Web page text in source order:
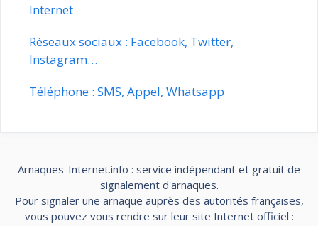
Internet
Réseaux sociaux : Facebook, Twitter,
Instagram…
Téléphone : SMS, Appel, Whatsapp
Arnaques-Internet.info : service indépendant et gratuit de
signalement d'arnaques.
Pour signaler une arnaque auprès des autorités françaises,
vous pouvez vous rendre sur leur site Internet officiel :